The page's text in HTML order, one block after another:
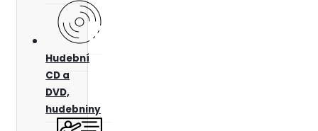
Hudební
CD a
DVD,
hudebniny